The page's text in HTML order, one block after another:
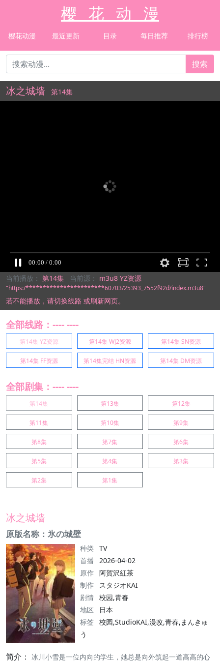
樱 花 动 漫
樱花动漫 最近更新 目录 每日推荐 排行榜
搜索
冰之城墙 第14集
当前播放： 第14集 当前源： m3u8 YZ资源
"https:/***********************60703/25393_7552f92d/index.m3u8"
若不能播放， 请切换线路 或刷新网页。
全部线路：---- ----
第14集 YZ资源 第14集 WJ2资源 第14集 SN资源
第14集 FF资源 第14集完结 HN资源 第14集 DM资源
全部剧集：---- ----
第14集 第13集 第12集
第11集 第10集 第9集
第8集 第7集 第6集
第5集 第4集 第3集
第2集 第1集
冰之城墙
原版名称：氷の城壁
种类 TV
首播
2026-04-02
原作 阿賀沢紅茶
制作
スタジオKAI
剧情 校园,青春
地区
日本
标签
校园,StudioKAI,漫改,青春,まんきゅ
う
简介： 冰川小雪是一位内向的学生，她总是向外筑起一道高高的心